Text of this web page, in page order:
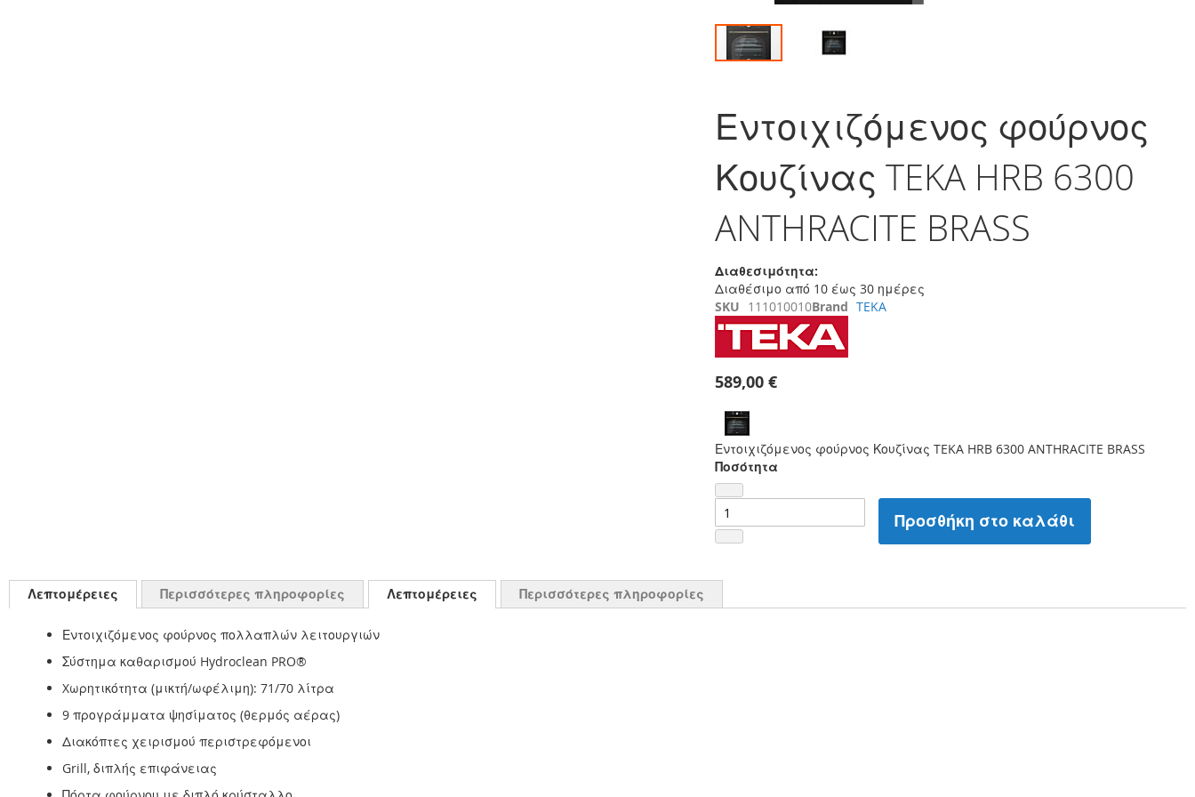
αρχή
της
εικόνων
Εντοιχιζόμενος φούρνος
Κουζίνας TEKA HRB 6300
ANTHRACITE BRASS
Διαθεσιμότητα:
Διαθέσιμο από 10 έως 30 ημέρες
SKU 111010010Brand TEKA
589,00 €
Εντοιχιζόμενος φούρνος Κουζίνας TEKA HRB 6300 ANTHRACITE BRASS
Ποσότητα
Προσθήκη στο καλάθι
Λεπτομέρειες Περισσότερες πληροφορίες Λεπτομέρειες
Εντοιχιζόμενος φούρνος πολλαπλών λειτουργιών
Σύστημα καθαρισμού Hydroclean PRO®
Xωρητικότητα (μικτή/ωφέλιμη): 71/70 λίτρα
9 προγράμματα ψησίματος (θερμός αέρας)
Διακόπτες χειρισμού περιστρεφόμενοι
Grill, διπλής επιφάνειας
Περισσότερες πληροφορίες